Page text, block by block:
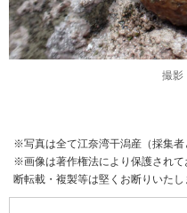
撮影
※写真は全て江奈湾干潟産（採集者
※画像は著作権法により保護され
断転載・複製等は堅くお断りいたし